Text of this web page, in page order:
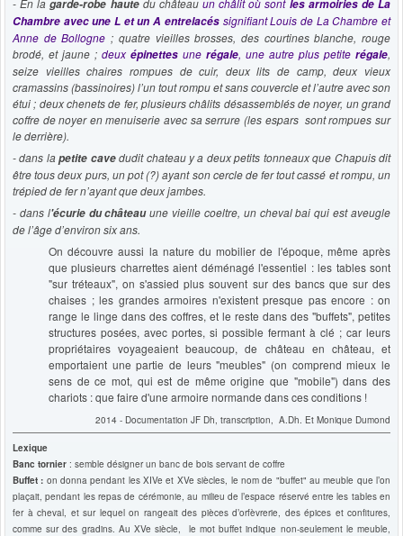
garde-robe haute
les armoiries de La
Chambre avec une L et un A entrelacéssignifiant Louis de La Chambre et
Anne de Bollogne ; quatre vieilles brosses, des courtines blanche, rouge
brodé, et jaune ; deux épinettes une régale, une autre plus petite régale,
seize vieilles chaires rompues de cuir, deux lits de camp, deux vieux
cramassins (bassinoires) l’un tout rompu et sans couvercle et l’autre avec son
étui ; deux chenets de fer, plusieurs châlits désassemblés de noyer, un grand
coffre de noyer en menuiserie avec sa serrure (les espars sont rompues sur
le derrière).
- dans lapetite cavedudit chateau y a deux petits tonneaux que Chapuis dit
être tous deux purs, un pot (?) ayant son cercle de fer tout cassé et rompu, un
trépied de fer n’ayant que deux jambes.
- dans l'écurie du châteauune vieille coeltre, un cheval bai qui est aveugle
de l’âge d’environ six ans.
On découvre aussi la nature du mobilier de l'époque, même après
que plusieurs charrettes aient déménagé l'essentiel : les tables sont
"sur tréteaux", on s'assied plus souvent sur des bancs que sur des
chaises ; les grandes armoires n'existent presque pas encore : on
range le linge dans des coffres, et le reste dans des "buffets", petites
structures posées, avec portes, si possible fermant à clé ; car leurs
propriétaires voyageaient beaucoup, de château en château, et
emportaient une partie de leurs "meubles" (on comprend mieux le
sens de ce mot, qui est de même origine que "mobile") dans des
chariots : que faire d'une armoire normande dans ces conditions !
2014 - Documentation JF Dh, transcription, A.Dh. Et Monique Dumond
Lexique
Banc tornier : semble désigner un banc de bois servant de coffre
Buffet : on donna pendant les XIVe et XVe siècles, le nom de "buffet" au meuble que l’on
plaçait, pendant les repas de cérémonie, au milieu de l’espace réservé entre les tables en
fer à cheval, et sur lequel on rangeait des pièces d’orfèvrerie, des épices et confitures,
comme sur des gradins. Au XVe siècle, le mot buffet indique non-seulement le meuble,